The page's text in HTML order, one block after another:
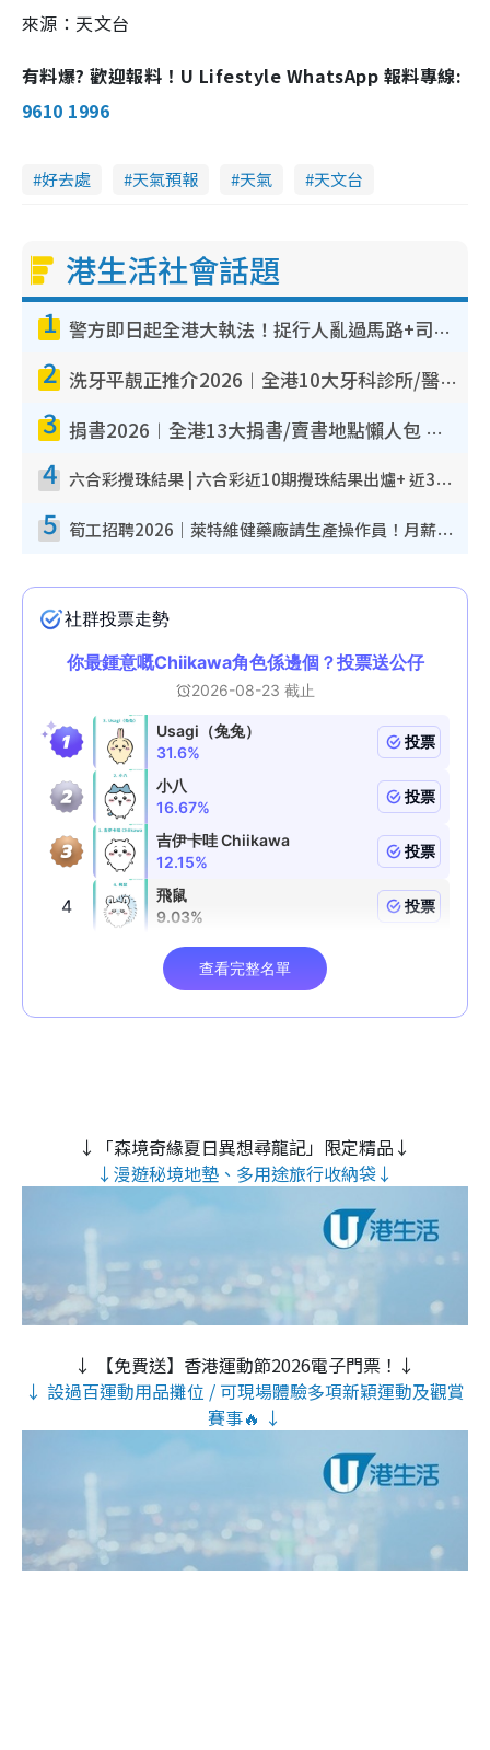
t
e
.
6
a
i
m
n
來源：天文台
有料爆? 歡迎報料！U Lifestyle WhatsApp 報料專線:
9610 1996
好去處 天氣預報 天氣 天文台
港生活社會話題
1 警方即日起全港大執法！捉行人亂過馬路+司機不專注駕駛！亂過馬路罰$2000
2 洗牙平靚正推介2026︱全港10大牙科診所/醫院懶人包 夜診至8點/鎮靜潔牙/醫療券適用
3 捐書2026︱全港13大捐書/賣書地點懶人包 二手課本最高$150＋舊書換免費咖啡/戲票
4 六合彩攪珠結果 | 六合彩近10期攪珠結果出爐+ 近30期最旺熱門中獎號碼
5 筍工招聘2026｜萊特維健藥廠請生產操作員！月薪高達$1.7萬 冷氣廠房/五天工作/保證雙糧
↓「森境奇緣夏日異想尋龍記」限定精品↓
↓漫遊秘境地墊、多用途旅行收納袋↓
↓ 【免費送】香港運動節2026電子門票！↓
↓ 設過百運動用品攤位 / 可現場體驗多項新穎運動及觀賞
賽事🔥 ↓